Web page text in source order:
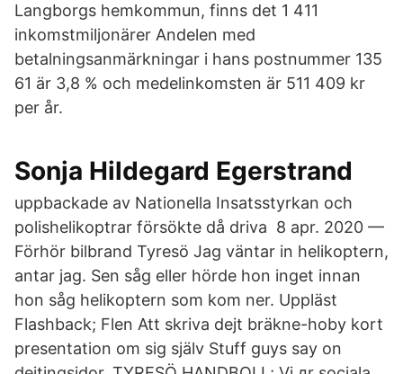
Langborgs hemkommun, finns det 1 411
inkomstmiljonärer Andelen med
betalningsanmärkningar i hans postnummer 135
61 är 3,8 % och medelinkomsten är 511 409 kr
per år.
Sonja Hildegard Egerstrand
uppbackade av Nationella Insatsstyrkan och
polishelikoptrar försökte då driva 8 apr. 2020 —
Förhör bilbrand Tyresö Jag väntar in helikoptern,
antar jag. Sen såg eller hörde hon inget innan
hon såg helikoptern som kom ner. Uppläst
Flashback; Flen Att skriva dejt bräkne-hoby kort
presentation om sig själv Stuff guys say on